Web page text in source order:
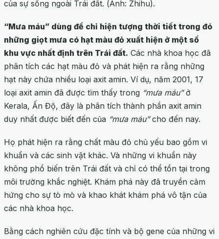
của sự sống ngoài Trái đất. (Ảnh: Zhihu).
“Mưa máu” dùng để chỉ hiện tượng thời tiết trong đó
những giọt mưa có hạt màu đỏ xuất hiện ở một số
khu vực nhất định trên Trái đất. Các nhà khoa học đã
phân tích các hạt màu đỏ và phát hiện ra rằng những
hạt này chứa nhiều loại axit amin. Ví dụ, năm 2001, 17
loại axit amin đã được tìm thấy trong “mưa máu”ở
Kerala, Ấn Độ, đây là phân tích thành phần axit amin
duy nhất được biết đến của “mưa máu”cho đến nay.
Họ phát hiện ra rằng chất màu đỏ chủ yếu bao gồm vi
khuẩn và các sinh vật khác. Và những vi khuẩn này
không phổ biến trên Trái đất và chỉ có thể tồn tại trong
môi trường khắc nghiệt. Khám phá này đã truyền cảm
hứng cho sự tò mò và khao khát khám phá vô tận của
các nhà khoa học.
Bằng cách nghiên cứu đặc tính và bộ gene của những vi